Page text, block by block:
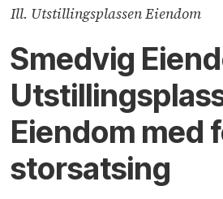
Ill. Utstillingsplassen Eiendom
Smedvig
Eiendom med
storsatsing